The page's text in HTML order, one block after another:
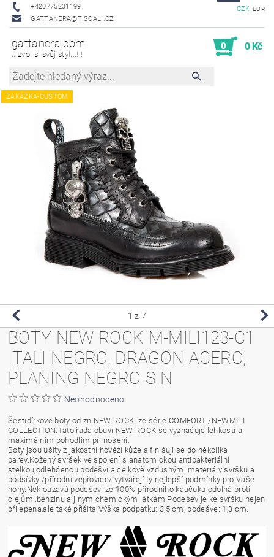
+420775231199
GATTANERA@TISCALI.CZ
CZK EUR
gattanera.com
...zvol si svůj styl...!!!
0 0 Kč
ZAKÁZKA-CUSTOM
1 z 7
BOTY NEW ROCK M-MILI123-C1
ITALI NEGRO, DRAGON ACERO,
PLANING NEGRO SIN
Neohodnoceno
Šestidírkové boty od zn.NEW ROCK ze série COMFORT /NEWMILI
COLLECTION.Tato řada obuvi NEW ROCK se vyznačuje lehkostí a
maximálním pohodlím při nošení.
Boty jsou ušity z jakostní hovězí kůže a finišují se do několika
barev.Kožený svršek ve spojení s anatomickou antibakteriální
stélkou,odlehčenou podešví a celkově vzdušnými materiály svršku a
podšívky /přírodní vepřovice/ vytvářejí ty nejlepší podmínky pro Vaše
nohy.Neklouzavá podešev ze 100% přírodního kaučuku odolná proti
olejům ,benzínu a jiným chemickým látkám.Podešev je ke svršku nejen
přilepena,ale také přišita.Výška podpatku: 3,5 cm, podešve: 1,3 cm.